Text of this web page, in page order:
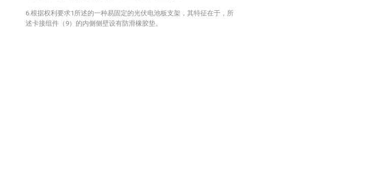
6.根据权利要求1所述的一种易固定的光伏电池板支架，其特征在于，所
述卡接组件（9）的内侧侧壁设有防滑橡胶垫。